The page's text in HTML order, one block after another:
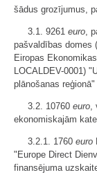
šādus grozījumus,
3.1. 9261 euro ,
pašvaldības domes
Eiropas
LOCALDEV-0001)
plānošanas
3.2. 10760 euro
ekonomiskajām
3.2.1. 1760 euro
"Europe Direct
finansējuma